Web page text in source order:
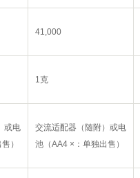
41,000
1克
或电
）
交流适配器（随附）或电
池（AA4 ×：单独出售）